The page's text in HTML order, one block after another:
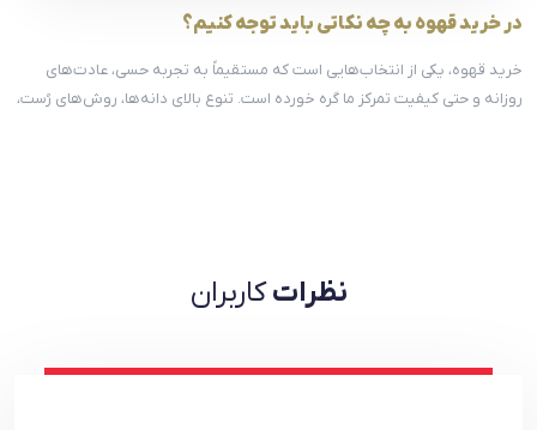
در خرید قهوه به چه نکاتی باید توجه کنیم؟
خرید قهوه، یکی از انتخاب‌هایی‌ است که مستقیماً به تجربه حسی، عادت‌های
روزانه و حتی کیفیت تمرکز ما گره خورده است. تنوع بالای دانه‌ها، روش‌های رُست،
نظراتکاربران